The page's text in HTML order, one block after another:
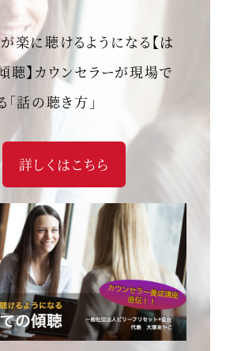
楽に聴けるようになる【は
聴】カウンセラーが現場で
「話の聴き方」
詳しくはこちら